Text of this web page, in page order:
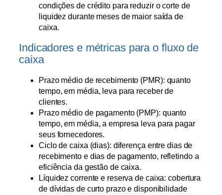
condições de crédito para reduzir o corte de
liquidez durante meses de maior saída de
caixa.
Indicadores e métricas para o fluxo de
caixa
Prazo médio de recebimento (PMR): quanto
tempo, em média, leva para receber de
clientes.
Prazo médio de pagamento (PMP): quanto
tempo, em média, a empresa leva para pagar
seus fornecedores.
Ciclo de caixa (dias): diferença entre dias de
recebimento e dias de pagamento, refletindo a
eficiência da gestão de caixa.
Líquidez corrente e reserva de caixa: cobertura
de dívidas de curto prazo e disponibilidade